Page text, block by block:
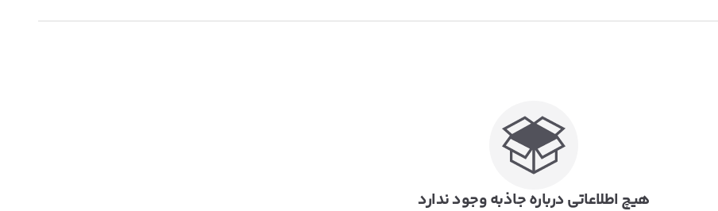
هیچ اطلاعاتی درباره جاذبه وجود ندارد